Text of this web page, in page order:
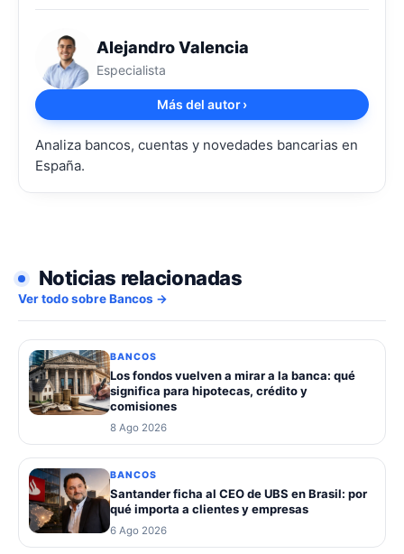
Alejandro Valencia
Especialista
Más del autor›
Analiza bancos, cuentas y novedades bancarias en
España.
Noticias relacionadas
Ver todo sobre Bancos →
BANCOS
Los fondos vuelven a mirar a la banca: qué
significa para hipotecas, crédito y
comisiones
8 Ago 2026
BANCOS
Santander ficha al CEO de UBS en Brasil: por
qué importa a clientes y empresas
6 Ago 2026